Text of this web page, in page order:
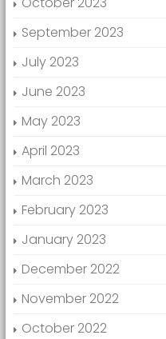
September 2023
July 2023
June 2023
May 2023
April 2023
March 2023
February 2023
January 2023
December 2022
November 2022
October 2022